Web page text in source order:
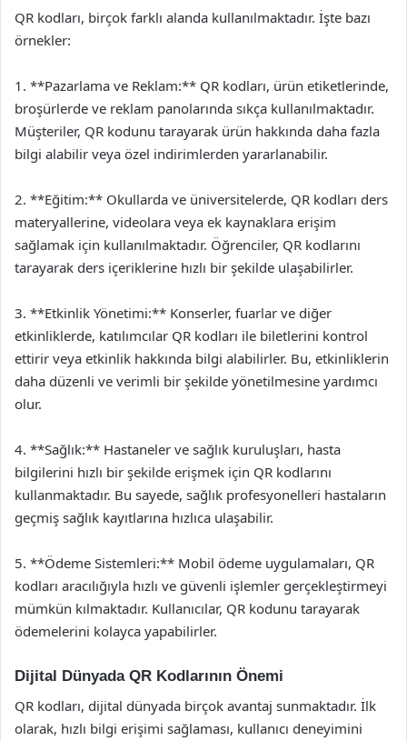
QR kodları, birçok farklı alanda kullanılmaktadır. İşte bazı
örnekler:
1. **Pazarlama ve Reklam:** QR kodları, ürün etiketlerinde,
broşürlerde ve reklam panolarında sıkça kullanılmaktadır.
Müşteriler, QR kodunu tarayarak ürün hakkında daha fazla
bilgi alabilir veya özel indirimlerden yararlanabilir.
2. **Eğitim:** Okullarda ve üniversitelerde, QR kodları ders
materyallerine, videolara veya ek kaynaklara erişim
sağlamak için kullanılmaktadır. Öğrenciler, QR kodlarını
tarayarak ders içeriklerine hızlı bir şekilde ulaşabilirler.
3. **Etkinlik Yönetimi:** Konserler, fuarlar ve diğer
etkinliklerde, katılımcılar QR kodları ile biletlerini kontrol
ettirir veya etkinlik hakkında bilgi alabilirler. Bu, etkinliklerin
daha düzenli ve verimli bir şekilde yönetilmesine yardımcı
olur.
4. **Sağlık:** Hastaneler ve sağlık kuruluşları, hasta
bilgilerini hızlı bir şekilde erişmek için QR kodlarını
kullanmaktadır. Bu sayede, sağlık profesyonelleri hastaların
geçmiş sağlık kayıtlarına hızlıca ulaşabilir.
5. **Ödeme Sistemleri:** Mobil ödeme uygulamaları, QR
kodları aracılığıyla hızlı ve güvenli işlemler gerçekleştirmeyi
mümkün kılmaktadır. Kullanıcılar, QR kodunu tarayarak
ödemelerini kolayca yapabilirler.
Dijital Dünyada QR Kodlarının Önemi
QR kodları, dijital dünyada birçok avantaj sunmaktadır. İlk
olarak, hızlı bilgi erişimi sağlaması, kullanıcı deneyimini